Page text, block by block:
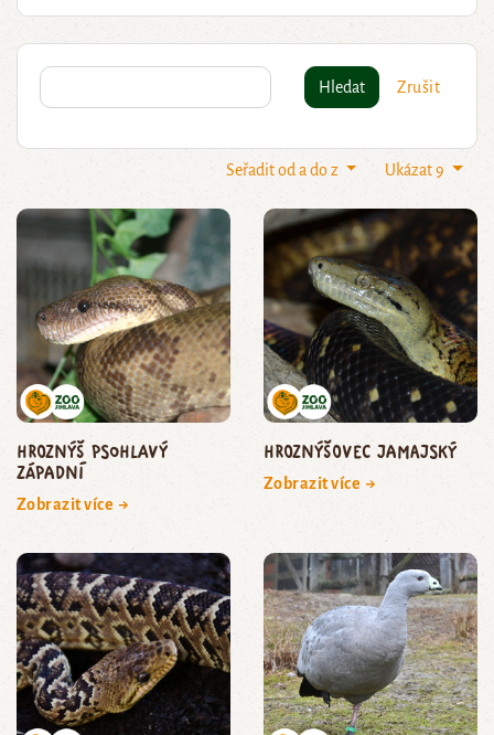
Hledat Zrušit
Ukázat 9
Seřadit od a do z
hroznýš psohlavý
západní
Zobrazit více →
hroznýšovec jamajský
Zobrazit více →